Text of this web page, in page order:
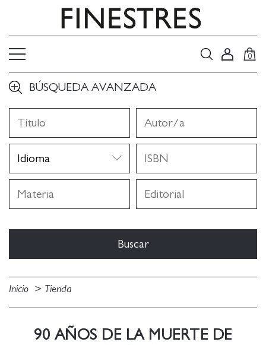
0
BÚSQUEDA AVANZADA
Inicio Tienda
90 AÑOS DE LA MUERTE DE